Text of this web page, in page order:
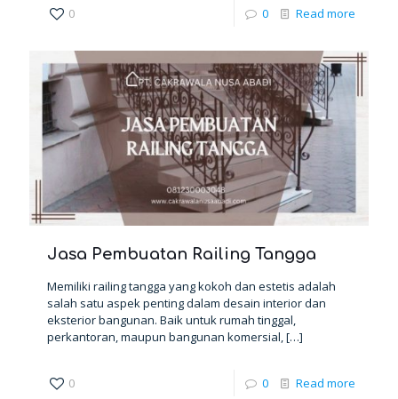
0 0 Read more
Jasa Pembuatan Railing Tangga
Memiliki railing tangga yang kokoh dan estetis adalah
salah satu aspek penting dalam desain interior dan
eksterior bangunan. Baik untuk rumah tinggal,
perkantoran, maupun bangunan komersial,[…]
0 0 Read more